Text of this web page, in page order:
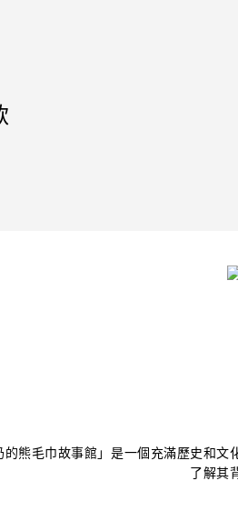
的熊毛巾故事館」是一個充滿歷史和
了解其